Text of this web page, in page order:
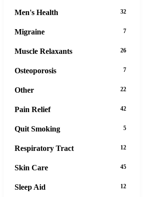
Men's Health 32
Migraine 7
Muscle Relaxants 26
Osteoporosis 7
Other 22
Pain Relief 42
Quit Smoking 5
Respiratory Tract 12
Skin Care 45
Sleep Aid 12